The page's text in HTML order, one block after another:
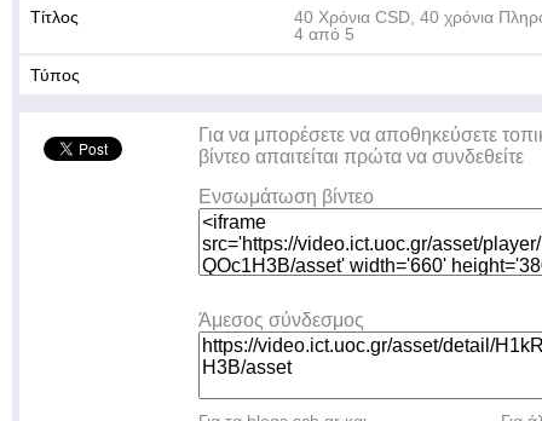
Τίτλος
40 Χρόνια CSD, 40 χρόνια
4 από 5
Τύπος
Για να μπορέσετε να αποθηκεύσετε
βίντεο απαιτείται πρώτα να συνδεθείτε
Ενσωμάτωση βίντεο
Άμεσος σύνδεσμος